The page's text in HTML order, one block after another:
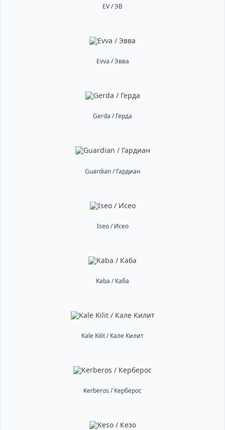
EV / ЭВ
Evva / Эвва
Gerda / Герда
Guardian / Гардиан
Iseo / Исео
Kaba / Каба
Kale Kilit / Кале Килит
Kerberos / Керберос